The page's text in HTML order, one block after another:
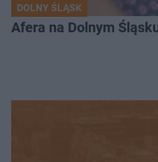
DOLNY ŚLĄSK
Afera na Dolnym